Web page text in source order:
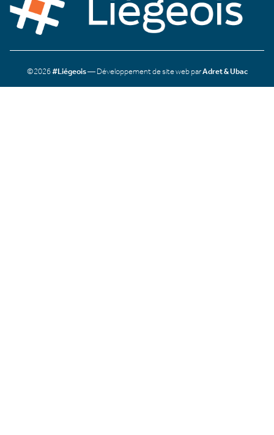
©2026#Liégeois— Développement de site web parAdret & Ubac